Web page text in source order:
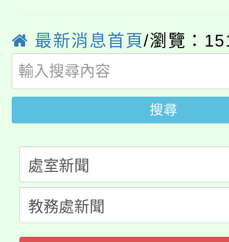
局官網。
8月14至27日，桃園電
開!
115年桃園市運動會8/
田徑場及游泳池舉行。
桃園市低收入戶享有免
視費優惠，中低收入戶
半價優惠，詳情可洽有
者。
大園自造教育及科技中
份教師增能研習
大溪自造教育及科技中
份教師研習
淨零綠生活教案入校路
會
115年食農教育專業人
程
最新消息首頁/瀏覽：
搜尋